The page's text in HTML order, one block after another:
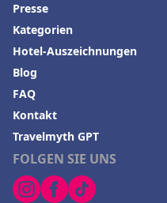
FOLGEN SIE UNS
Presse
Kategorien
Hotel-Auszeichnungen
Blog
FAQ
Kontakt
Travelmyth GPT